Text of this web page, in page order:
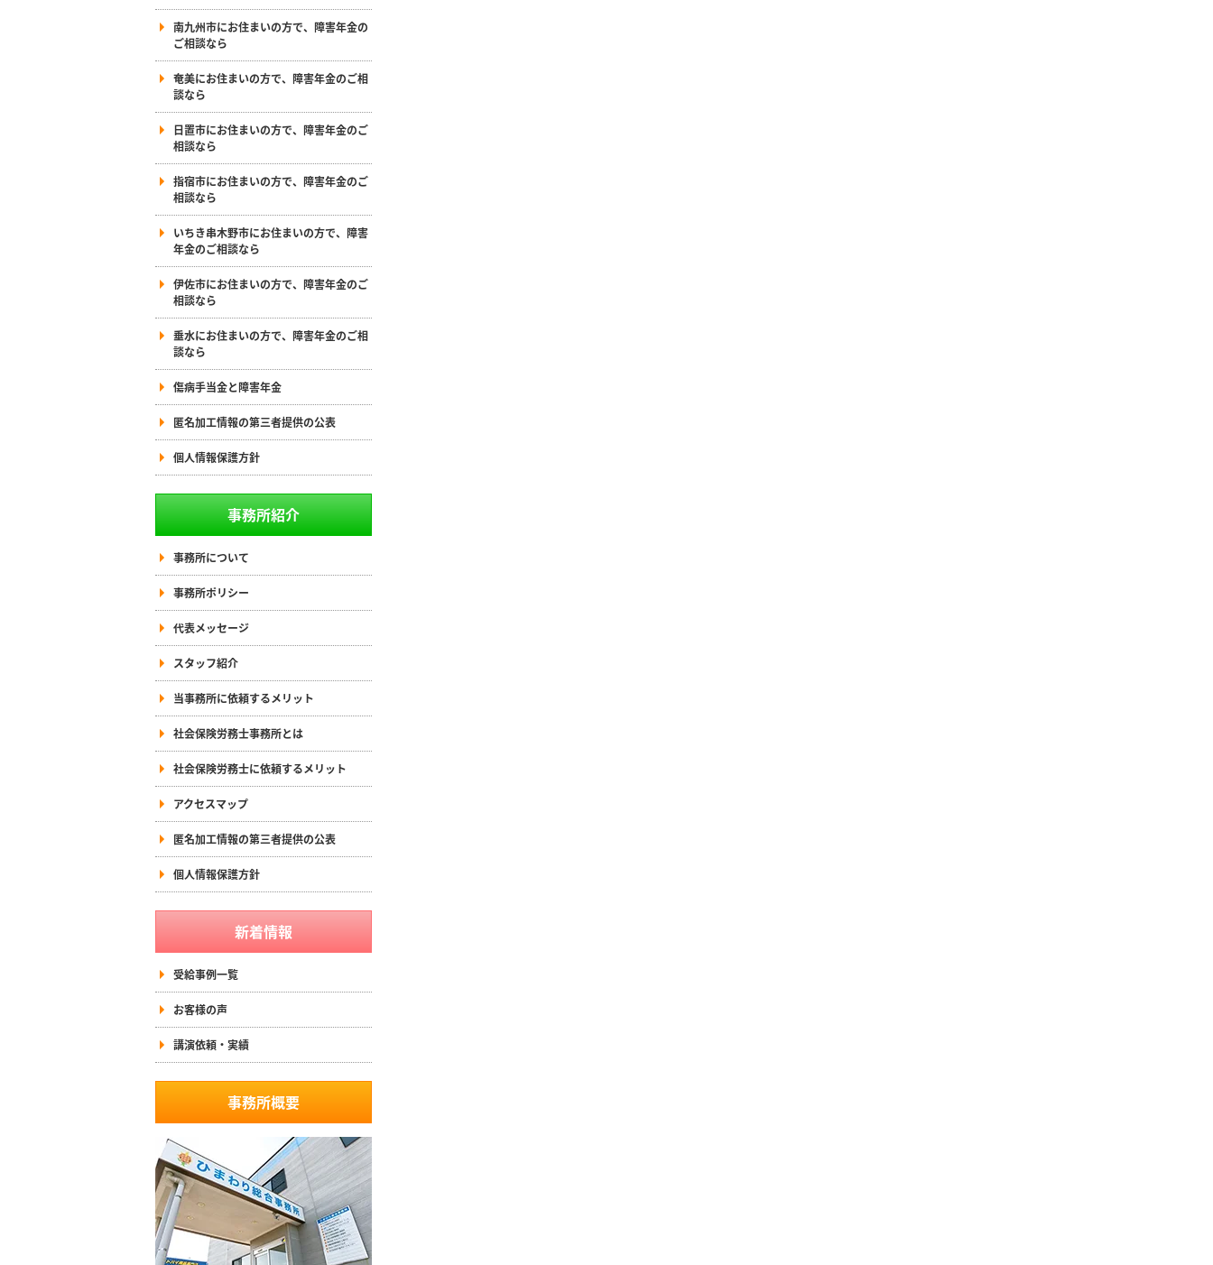
南九州市にお住まいの方で、障害年金の
ご相談なら
奄美にお住まいの方で、障害年金のご相
談なら
日置市にお住まいの方で、障害年金のご
相談なら
指宿市にお住まいの方で、障害年金のご
相談なら
いちき串木野市にお住まいの方で、障害
年金のご相談なら
伊佐市にお住まいの方で、障害年金のご
相談なら
垂水にお住まいの方で、障害年金のご相
談なら
傷病手当金と障害年金
匿名加工情報の第三者提供の公表
個人情報保護方針
事務所紹介
事務所について
事務所ポリシー
代表メッセージ
スタッフ紹介
当事務所に依頼するメリット
社会保険労務士事務所とは
社会保険労務士に依頼するメリット
アクセスマップ
匿名加工情報の第三者提供の公表
個人情報保護方針
新着情報
受給事例一覧
お客様の声
講演依頼・実績
事務所概要